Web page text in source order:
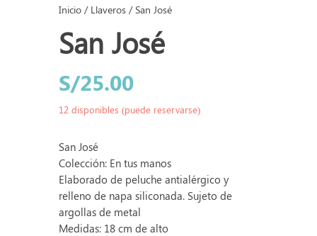
Inicio/ Llaveros/ San José
San José
S/25.00
12 disponibles (puede reservarse)
San José
Colección: En tus manos
Elaborado de peluche antialérgico y
relleno de napa siliconada. Sujeto de
argollas de metal
Medidas: 18 cm de alto